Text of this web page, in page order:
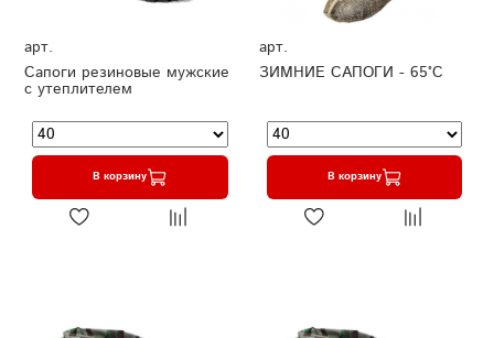
арт.
Сапоги резиновые мужские
с утеплителем
В корзину
арт.
ЗИМНИЕ САПОГИ - 65°C
В корзину